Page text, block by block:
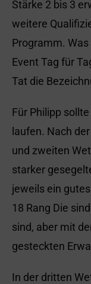
Stärke 2 bis 3
weitere
Programm.
Event Tag für
Tat die
Für Philipp
laufen. Nach
und zweiten
starker
jeweils ein
18 Rang Die
sind, aber mit
gesteckten
In der dritten